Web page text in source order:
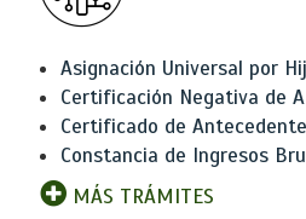
Asignación Universal por
Certificación Negativa de
Certificado de
Constancia de Ingresos
MÁS TRÁMITES